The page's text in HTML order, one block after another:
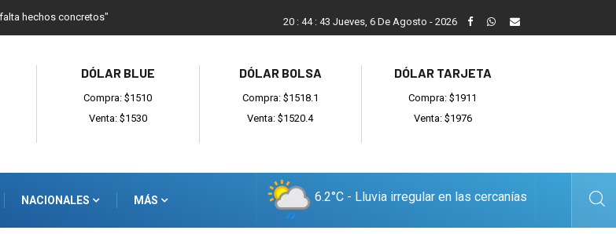
Mario Alberghini: “Fue increíble todo lo que hicieron para
20 : 44: 44 Jueves, 6 De Agosto - 2026
DÓLAR BLUE
Compra: $1510
Venta: $1530
DÓLAR BOLSA
Compra: $1518.1
Venta: $1520.4
DÓLAR TARJETA
Compra: $1911
Venta: $1976
NACIONALES MÁS 6.2°C - Lluvia irregular en las cercanías